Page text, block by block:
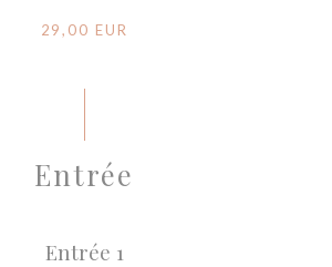
29,00 EUR
Entrée
Entrée 1